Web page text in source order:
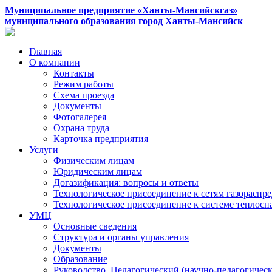
Муниципальное предприятие «Ханты-Мансийскгаз»
муниципального образования город Ханты-Мансийск
Главная
О компании
Контакты
Режим работы
Схема проезда
Документы
Фотогалерея
Охрана труда
Карточка предприятия
Услуги
Физическим лицам
Юридическим лицам
Догазификация: вопросы и ответы
Технологическое присоединение к сетям
Технологическое присоединение к системе
УМЦ
Основные сведения
Структура и органы управления
Документы
Образование
Руководство. Педагогический (научно-